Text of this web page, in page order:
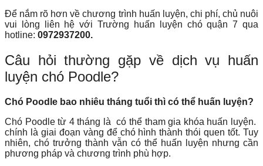
Để nắm rõ hơn về chương trình huấn luyện, chi phí, chủ nuôi
vui lòng liên hệ với Trường huấn luyện chó quận 7 qua
hotline: 0972937200.
Câu hỏi thường gặp về dịch vụ huấn
luyện chó Poodle?
Chó Poodle bao nhiêu tháng tuổi thì có thể huấn luyện?
Chó Poodle từ 4 tháng là có thể tham gia khóa huấn luyện.
chính là giai đoạn vàng để chó hình thành thói quen tốt. Tuy
nhiên, chó trưởng thành vẫn có thể huấn luyện nhưng cần
phương pháp và chương trình phù hợp.